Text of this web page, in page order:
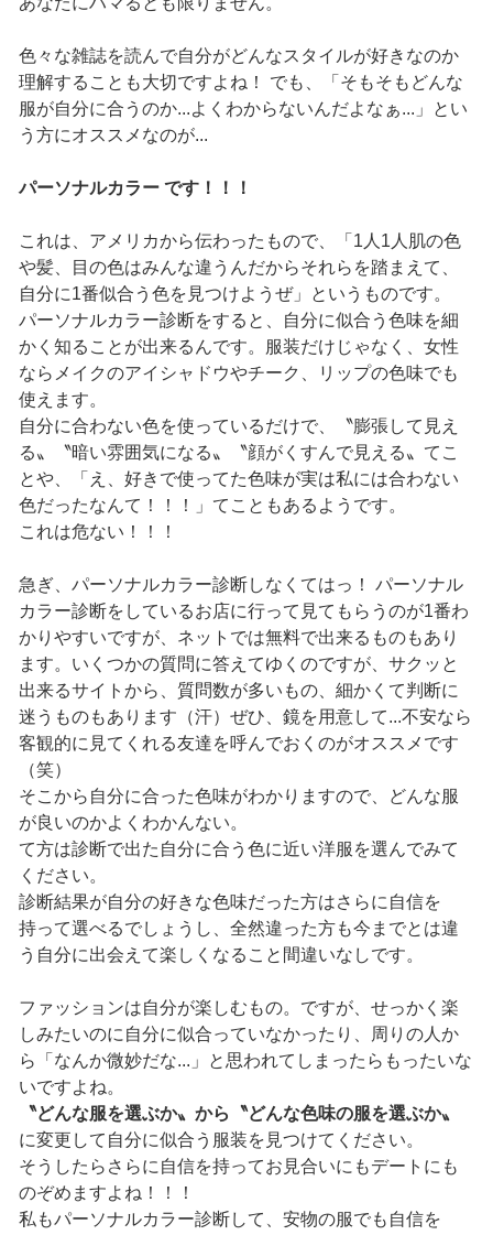
色々な雑誌を読んで自分がどんなスタイルが好きなのか
理解することも大切ですよね！ でも、「そもそもどんな
服が自分に合うのか...よくわからないんだよなぁ...」とい
う方にオススメなのが...
パーソナルカラー です！！！
これは、アメリカから伝わったもので、「1人1人肌の色
や髪、目の色はみんな違うんだからそれらを踏まえて、
自分に1番似合う色を見つけようぜ」というものです。
パーソナルカラー診断をすると、自分に似合う色味を細
かく知ることが出来るんです。服装だけじゃなく、女性
ならメイクのアイシャドウやチーク、リップの色味でも
使えます。
自分に合わない色を使っているだけで、〝膨張して見え
る〟〝暗い雰囲気になる〟〝顔がくすんで見える〟てこ
とや、「え、好きで使ってた色味が実は私には合わない
色だったなんて！！！」てこともあるようです。
これは危ない！！！
急ぎ、パーソナルカラー診断しなくてはっ！ パーソナル
カラー診断をしているお店に行って見てもらうのが1番わ
かりやすいですが、ネットでは無料で出来るものもあり
ます。いくつかの質問に答えてゆくのですが、サクッと
出来るサイトから、質問数が多いもの、細かくて判断に
迷うものもあります（汗）ぜひ、鏡を用意して...不安なら
客観的に見てくれる友達を呼んでおくのがオススメです
（笑）
そこから自分に合った色味がわかりますので、どんな服
が良いのかよくわかんない。
て方は診断で出た自分に合う色に近い洋服を選んでみて
ください。
診断結果が自分の好きな色味だった方はさらに自信を
持って選べるでしょうし、全然違った方も今までとは違
う自分に出会えて楽しくなること間違いなしです。
ファッションは自分が楽しむもの。ですが、せっかく楽
しみたいのに自分に似合っていなかったり、周りの人か
ら「なんか微妙だな...」と思われてしまったらもったいな
いですよね。
〝どんな服を選ぶか〟から〝どんな色味の服を選ぶか〟
に変更して自分に似合う服装を見つけてください。
そうしたらさらに自信を持ってお見合いにもデートにも
のぞめますよね！！！
私もパーソナルカラー診断して、安物の服でも自信を